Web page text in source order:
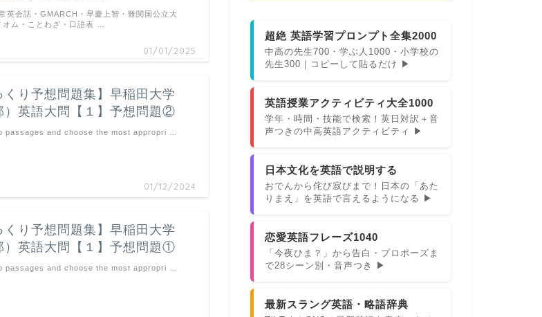
01/01/2025
英会話・GMARCH・早慶上智・難関国公立大
オム・ことわざ・口語表 …
くり予想問題集】早稲田大学
）英語大問【１】予想問題②
01/12/2024
passages and choose the most appropri …
くり予想問題集】早稲田大学
）英語大問【１】予想問題①
passages and choose the most appropri …
超絶 英語学習プロンプト全集2000
中高の先生700・学ぶ人1000・小学校の
先生300｜コピーして貼るだけ ▶
英語授業アクティビティ大全1000
学年・時間・技能で検索！英日対訳＋音
声つきの中高英語アクティビティ ▶
日本文化を英語で説明する
おでんから侘び寂びまで！日本の「あた
りまえ」を英語で言えるようになる ▶
恋愛英語フレーズ1040
「今夜ひま？」から告白・プロポーズま
で28シーン別・音声つき ▶
最新スラング英語・略語辞典